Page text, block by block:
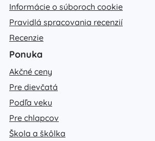
Informácie o súboroch cookie
Pravidlá spracovania recenzií
Recenzie
Ponuka
Akčné ceny
Pre dievčatá
Podľa veku
Pre chlapcov
Škola a škôlka